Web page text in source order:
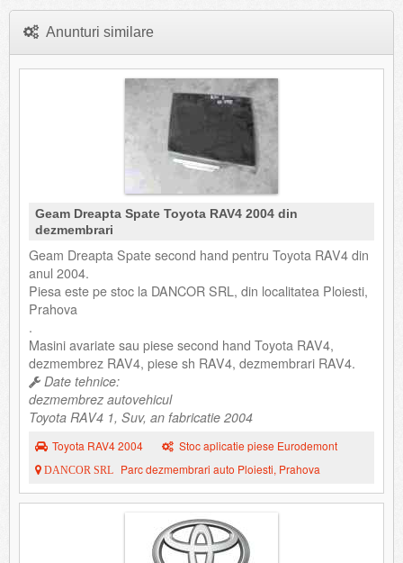
Anunturi similare
Geam Dreapta Spate Toyota RAV4 2004 din
dezmembrari
Geam Dreapta Spate second hand pentru Toyota RAV4 din
anul 2004.
Piesa este pe stoc la DANCOR SRL, din localitatea Ploiesti,
Prahova
.
Masini avariate sau piese second hand Toyota RAV4,
dezmembrez RAV4, piese sh RAV4, dezmembrari RAV4.
Date tehnice:
dezmembrez autovehicul
Toyota RAV4 1, Suv, an fabricatie 2004
Toyota RAV4 2004 Stoc aplicatie piese Eurodemont
DANCOR SRL Parc dezmembrari auto Ploiesti, Prahova